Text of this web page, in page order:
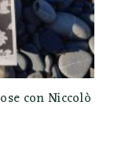
con Niccolò